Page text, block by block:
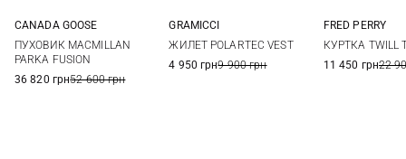
CANADA GOOSE
ПУХОВИК MACMILLAN
PARKA FUSION
36 820 грн52 600 грн
GRAMICCI
ЖИЛЕТ POLARTEC VEST
4 950 грн9 900 грн
FRED PERRY
КУРТКА TWILL
11 450 грн22